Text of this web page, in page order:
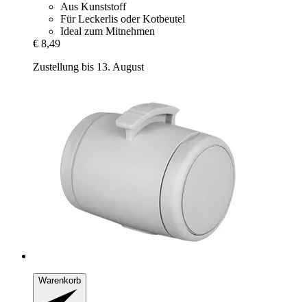
Aus Kunststoff
Für Leckerlis oder Kotbeutel
Ideal zum Mitnehmen
€ 8,49
Zustellung bis 13. August
Warenkorb